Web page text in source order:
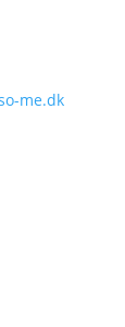
me.dk